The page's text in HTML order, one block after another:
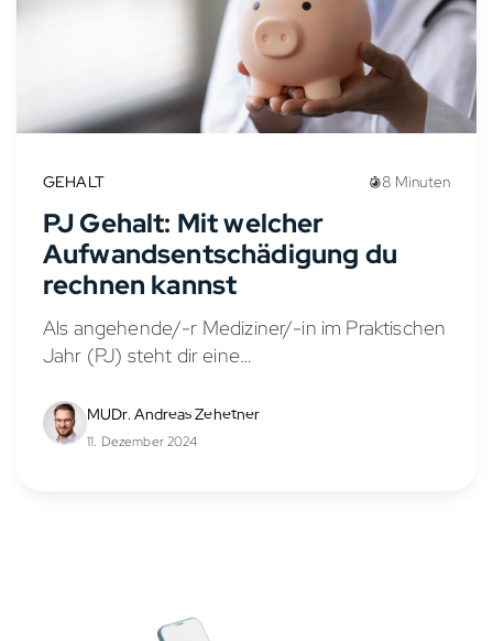
GEHALT 8 Minuten
PJ Gehalt: Mit welcher
Aufwandsentschädigung du
rechnen kannst
Als angehende/-r Mediziner/-in im Praktischen
Jahr (PJ) steht dir eine
Gehalt oder PJ Vergütung bezeichnet wird.
Diese Praktikumsvergütung soll deine
MUDr. Andreas Zehetner
11. Dezember 2024